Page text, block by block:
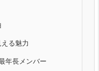
る魅力
年長メンバー